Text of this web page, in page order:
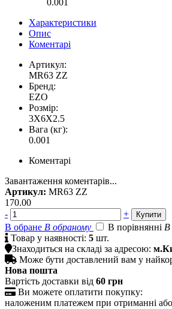
0.001
Характеристики
Опис
Коментарі
Артикул:
MR63 ZZ
Бренд:
EZO
Розмір:
3X6X2.5
Вага (кг):
0.001
Коментарі
Завантаження коментарів...
Артикул: MR63 ZZ
170.00
-
+
В обране В обраному В порівнянні В
 Товар у наявності: 5 шт.
Знаходиться на складі за адресою:
 Може бути доставлений вам у
Нова пошта
Вартість доставки від 60 грн
 Ви можете оплатити покупку:
наложеним платежем при отриманні